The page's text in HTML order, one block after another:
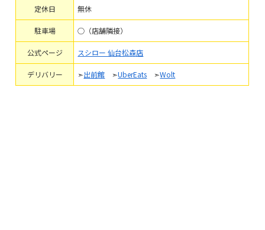
定休日 無休
駐車場 ○（店舗隣接）
公式ページ スシロー 仙台松森店
デリバリー ➣出前館 ➣UberEats ➣Wolt